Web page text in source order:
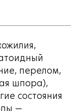
перелом,
шпора),
состояния
—